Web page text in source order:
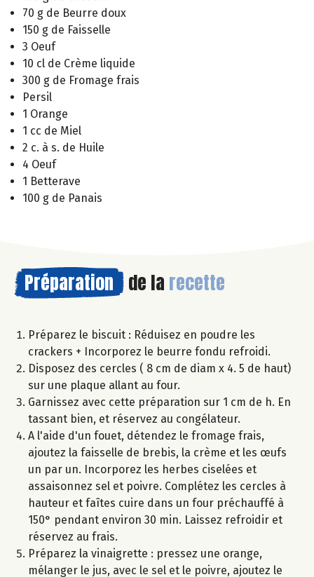
70 g de Beurre doux
150 g de Faisselle
3 Oeuf
10 cl de Crème liquide
300 g de Fromage frais
Persil
1 Orange
1 cc de Miel
2 c. à s. de Huile
4 Oeuf
1 Betterave
100 g de Panais
Préparation de la recette
Préparez le biscuit : Réduisez en poudre les
crackers + Incorporez le beurre fondu refroidi.
Disposez des cercles ( 8 cm de diam x 4. 5 de haut)
sur une plaque allant au four.
Garnissez avec cette préparation sur 1 cm de h. En
tassant bien, et réservez au congélateur.
A l'aide d'un fouet, détendez le fromage frais,
ajoutez la faisselle de brebis, la crème et les œufs
un par un. Incorporez les herbes ciselées et
assaisonnez sel et poivre. Complétez les cercles à
hauteur et faîtes cuire dans un four préchauffé à
150° pendant environ 30 min. Laissez refroidir et
réservez au frais.
Préparez la vinaigrette : pressez une orange,
mélanger le jus, avec le sel et le poivre, ajoutez le